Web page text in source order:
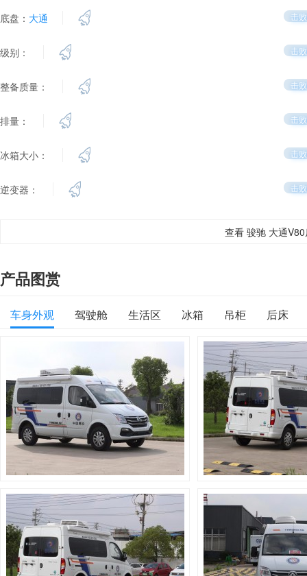
底盘： 大通 击
级别： 击
整备质量： 击
排量： 击
冰箱大小： 击
逆变器： 击
查看 骏驰 大通
产品图赏
车身外观 驾驶舱 生活区 冰箱 吊柜
后床
控制面板 迎宾踏板